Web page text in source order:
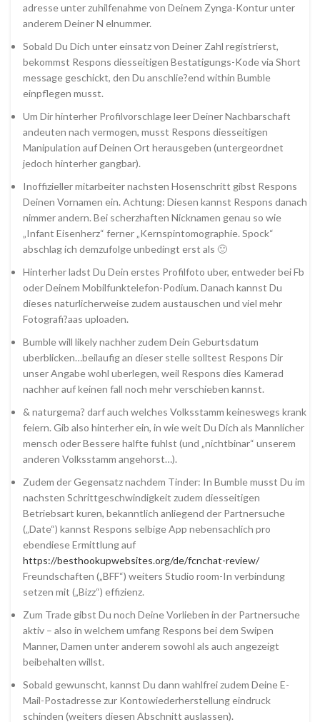
adresse unter zuhilfenahme von Deinem Zynga-Kontur unter
anderem Deiner N elnummer.
Sobald Du Dich unter einsatz von Deiner Zahl registrierst,
bekommst Respons diesseitigen Bestatigungs-Kode via Short
message geschickt, den Du anschlie?end within Bumble
einpflegen musst.
Um Dir hinterher Profilvorschlage leer Deiner Nachbarschaft
andeuten nach vermogen, musst Respons diesseitigen
Manipulation auf Deinen Ort herausgeben (untergeordnet
jedoch hinterher gangbar).
Inoffizieller mitarbeiter nachsten Hosenschritt gibst Respons
Deinen Vornamen ein. Achtung: Diesen kannst Respons danach
nimmer andern. Bei scherzhaften Nicknamen genau so wie
„Infant Eisenherz“ ferner „Kernspintomographie. Spock“
abschlag ich demzufolge unbedingt erst als 🙂
Hinterher ladst Du Dein erstes Profilfoto uber, entweder bei Fb
oder Deinem Mobilfunktelefon-Podium. Danach kannst Du
dieses naturlicherweise zudem austauschen und viel mehr
Fotografi?a­as uploaden.
Bumble will likely nachher zudem Dein Geburtsdatum
uberblicken…beilaufig an dieser stelle solltest Respons Dir
unser Angabe wohl uberlegen, weil Respons dies Kamerad
nachher auf keinen fall noch mehr verschieben kannst.
& naturgema? darf auch welches Volksstamm keineswegs krank
feiern. Gib also hinterher ein, in wie weit Du Dich als Mannlicher
mensch oder Bessere halfte fuhlst (und „nichtbinar“ unserem
anderen Volksstamm angehorst…).
Zudem der Gegensatz nachdem Tinder: In Bumble musst Du im
nachsten Schrittgeschwindigkeit zudem diesseitigen
Betriebsart kuren, bekanntlich anliegend der Partnersuche
(„Date“) kannst Respons selbige App nebensachlich pro
ebendiese Ermittlung auf
https://besthookupwebsites.org/de/fcnchat-review/
Freundschaften („BFF“) weiters Studio room-In verbindung
setzen mit („Bizz“) effizienz.
Zum Trade gibst Du noch Deine Vorlieben in der Partnersuche
aktiv – also in welchem umfang Respons bei dem Swipen
Manner, Damen unter anderem sowohl als auch angezeigt
beibehalten willst.
Sobald gewunscht, kannst Du dann wahlfrei zudem Deine E-
Mail-Postadresse zur Kontowiederherstellung eindruck
schinden (weiters diesen Abschnitt auslassen).